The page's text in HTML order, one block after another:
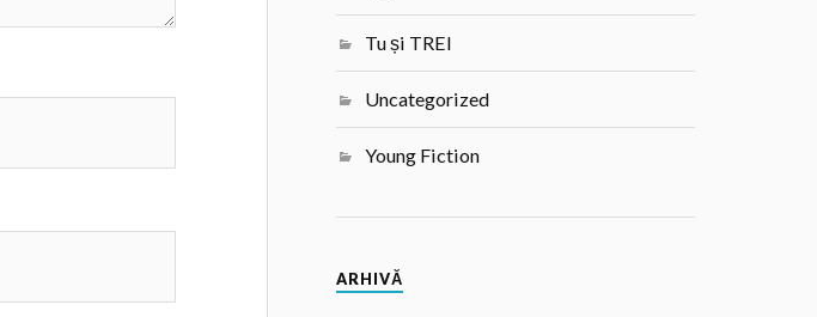
Tu și TREI
Uncategorized
Young Fiction
ARHIVĂ